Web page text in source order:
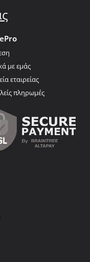
με εμάς
εταιρείας
πληρωμές